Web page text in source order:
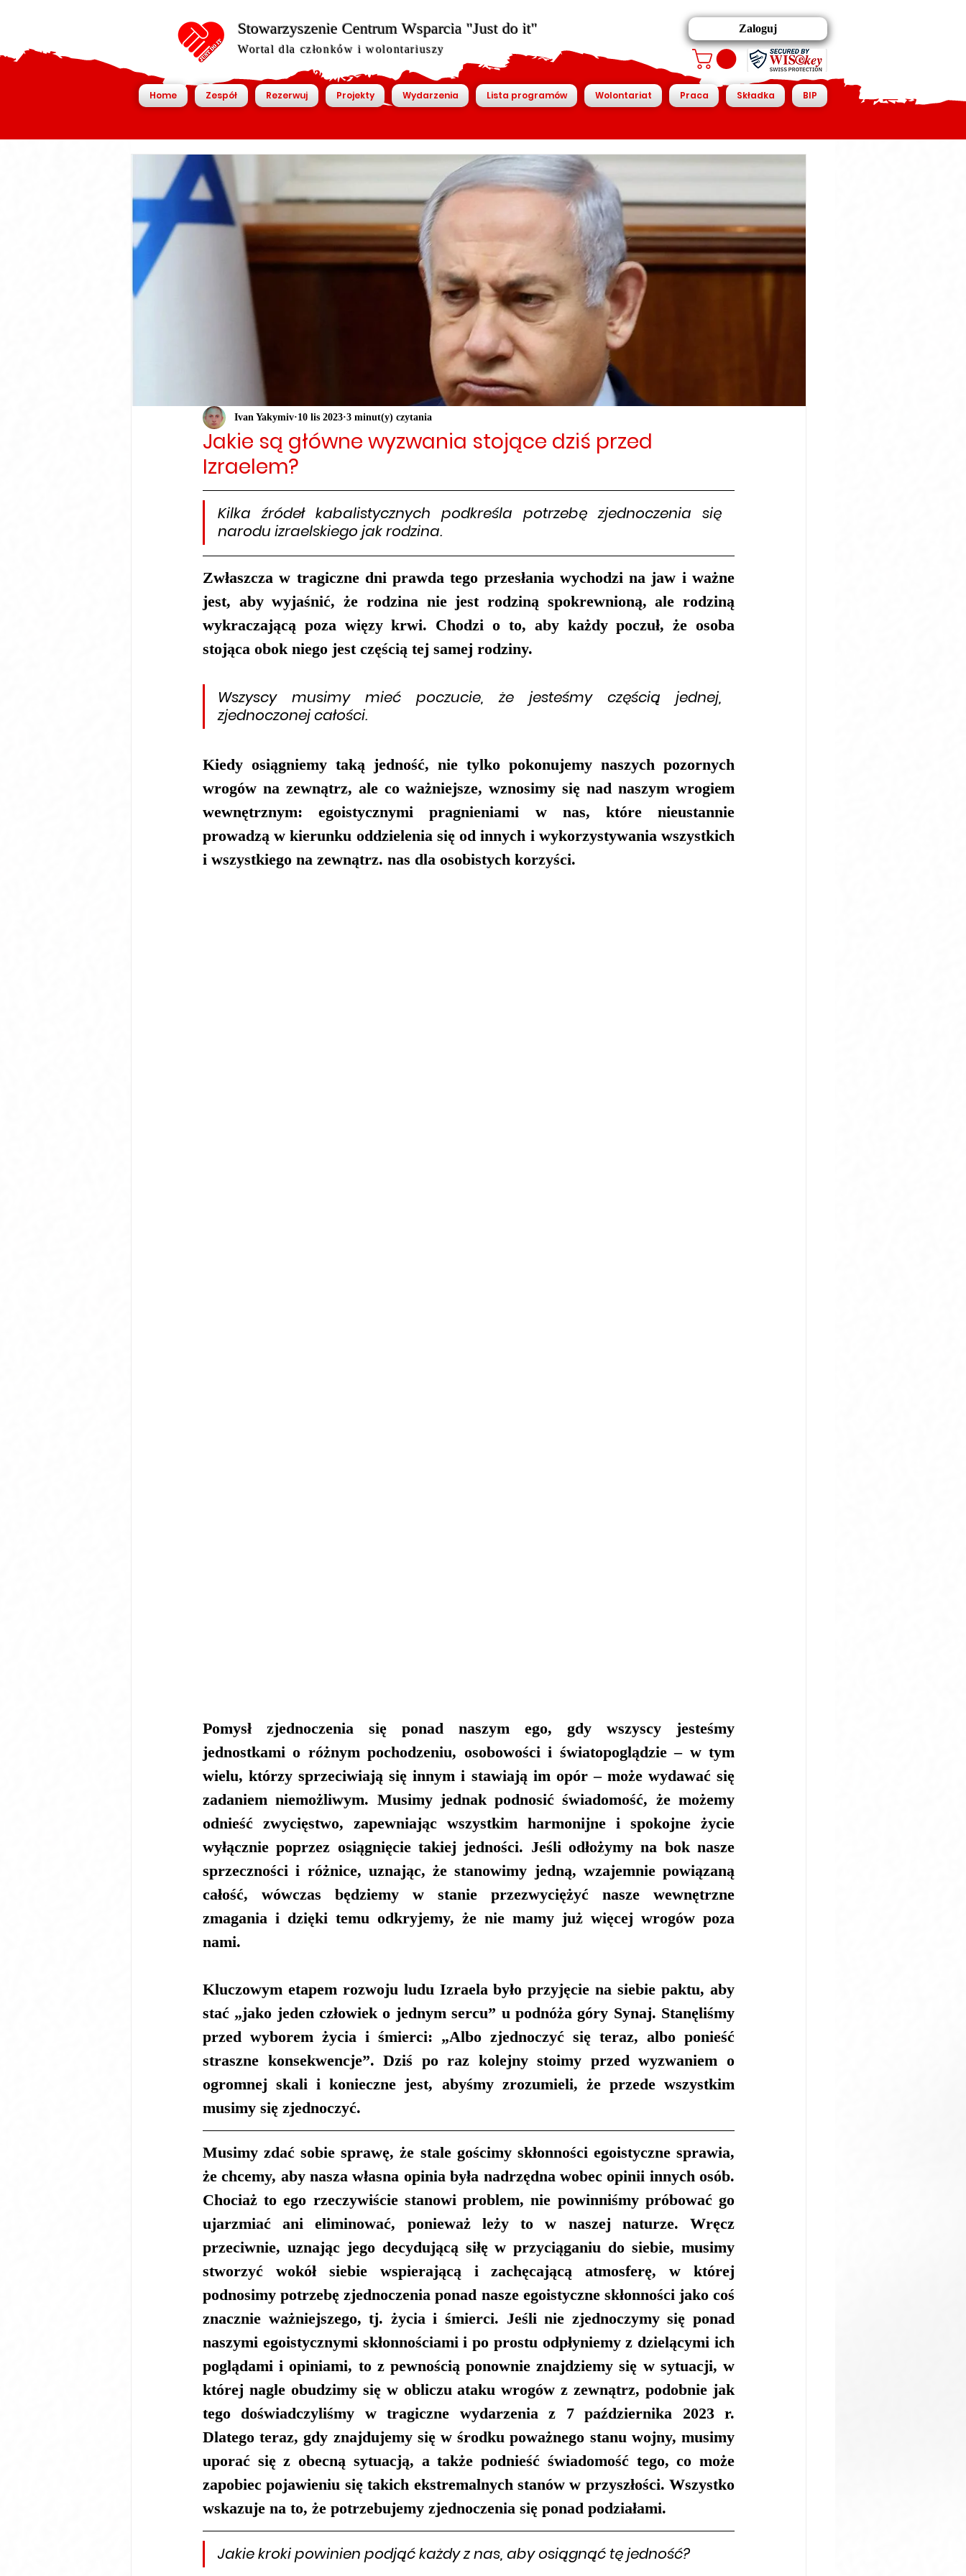
Stowarzyszenie Centrum Wsparcia "Just do it"
Wortal dla członków i wolontariuszy
Zaloguj
Home Zespół Rezerwuj Projekty Wydarzenia Lista programów Wolontariat Praca Składka BIP
Jakie są główne wyzwania stojące dziś przed
Izraelem?
Ivan Yakymiv 10 lis 2023 3 minut(y) czytania
Kilka źródeł kabalistycznych podkreśla potrzebę zjednoczenia się
narodu izraelskiego jak rodzina.
Zwłaszcza w tragiczne dni prawda tego przesłania wychodzi na jaw i ważne
jest, aby wyjaśnić, że rodzina nie jest rodziną spokrewnioną, ale rodziną
wykraczającą poza więzy krwi. Chodzi o to, aby każdy poczuł, że osoba
stojąca obok niego jest częścią tej samej rodziny.
Wszyscy musimy mieć poczucie, że jesteśmy częścią jednej,
zjednoczonej całości.
Kiedy osiągniemy taką jedność, nie tylko pokonujemy naszych pozornych
wrogów na zewnątrz, ale co ważniejsze, wznosimy się nad naszym wrogiem
wewnętrznym: egoistycznymi pragnieniami w nas, które nieustannie
prowadzą w kierunku oddzielenia się od innych i wykorzystywania wszystkich
i wszystkiego na zewnątrz. nas dla osobistych korzyści.
Pomysł zjednoczenia się ponad naszym ego, gdy wszyscy jesteśmy
jednostkami o różnym pochodzeniu, osobowości i światopoglądzie – w tym
wielu, którzy sprzeciwiają się innym i stawiają im opór – może wydawać się
zadaniem niemożliwym. Musimy jednak podnosić świadomość, że możemy
odnieść zwycięstwo, zapewniając wszystkim harmonijne i spokojne życie
wyłącznie poprzez osiągnięcie takiej jedności. Jeśli odłożymy na bok nasze
sprzeczności i różnice, uznając, że stanowimy jedną, wzajemnie powiązaną
całość, wówczas będziemy w stanie przezwyciężyć nasze wewnętrzne
zmagania i dzięki temu odkryjemy, że nie mamy już więcej wrogów poza
nami.
Kluczowym etapem rozwoju ludu Izraela było przyjęcie na siebie paktu, aby
stać „jako jeden człowiek o jednym sercu” u podnóża góry Synaj. Stanęliśmy
przed wyborem życia i śmierci: „Albo zjednoczyć się teraz, albo ponieść
straszne konsekwencje”. Dziś po raz kolejny stoimy przed wyzwaniem o
ogromnej skali i konieczne jest, abyśmy zrozumieli, że przede wszystkim
musimy się zjednoczyć.
Musimy zdać sobie sprawę, że stale gościmy skłonności egoistyczne sprawia,
że chcemy, aby nasza własna opinia była nadrzędna wobec opinii innych osób.
Chociaż to ego rzeczywiście stanowi problem, nie powinniśmy próbować go
ujarzmiać ani eliminować, ponieważ leży to w naszej naturze. Wręcz
przeciwnie, uznając jego decydującą siłę w przyciąganiu do siebie, musimy
stworzyć wokół siebie wspierającą i zachęcającą atmosferę, w której
podnosimy potrzebę zjednoczenia ponad nasze egoistyczne skłonności jako coś
znacznie ważniejszego, tj. życia i śmierci. Jeśli nie zjednoczymy się ponad
naszymi egoistycznymi skłonnościami i po prostu odpłyniemy z dzielącymi ich
poglądami i opiniami, to z pewnością ponownie znajdziemy się w sytuacji, w
której nagle obudzimy się w obliczu ataku wrogów z zewnątrz, podobnie jak
tego doświadczyliśmy w tragiczne wydarzenia z 7 października 2023 r.
Dlatego teraz, gdy znajdujemy się w środku poważnego stanu wojny, musimy
uporać się z obecną sytuacją, a także podnieść świadomość tego, co może
zapobiec pojawieniu się takich ekstremalnych stanów w przyszłości. Wszystko
wskazuje na to, że potrzebujemy zjednoczenia się ponad podziałami.
Jakie kroki powinien podjąć każdy z nas, aby osiągnąć tę jedność?